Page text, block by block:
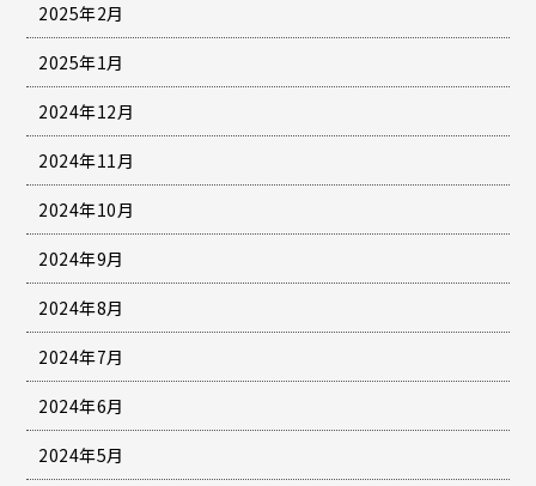
2025年2月
2025年1月
2024年12月
2024年11月
2024年10月
2024年9月
2024年8月
2024年7月
2024年6月
2024年5月